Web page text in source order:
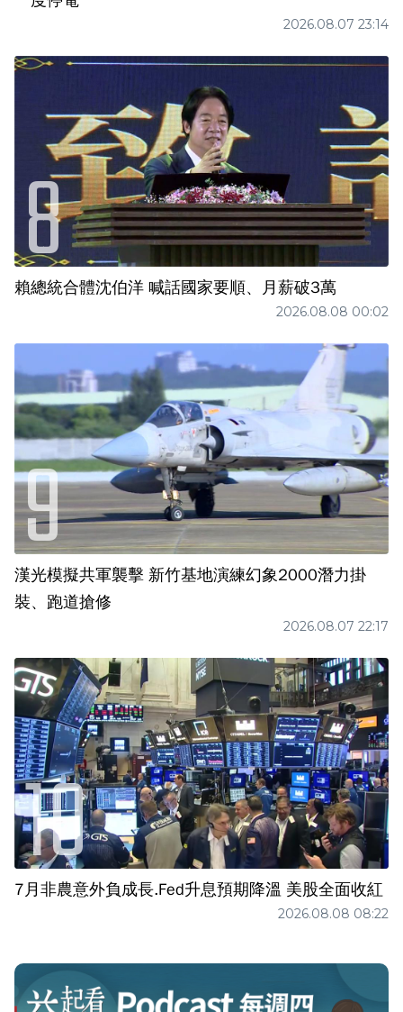
2026.08.07 23:14
賴總統合體沈伯洋 喊話國家要順、月薪破3萬
2026.08.08 00:02
漢光模擬共軍襲擊 新竹基地演練幻象2000潛力掛
裝、跑道搶修
2026.08.07 22:17
7月非農意外負成長.Fed升息預期降溫 美股全面收紅
2026.08.08 08:22